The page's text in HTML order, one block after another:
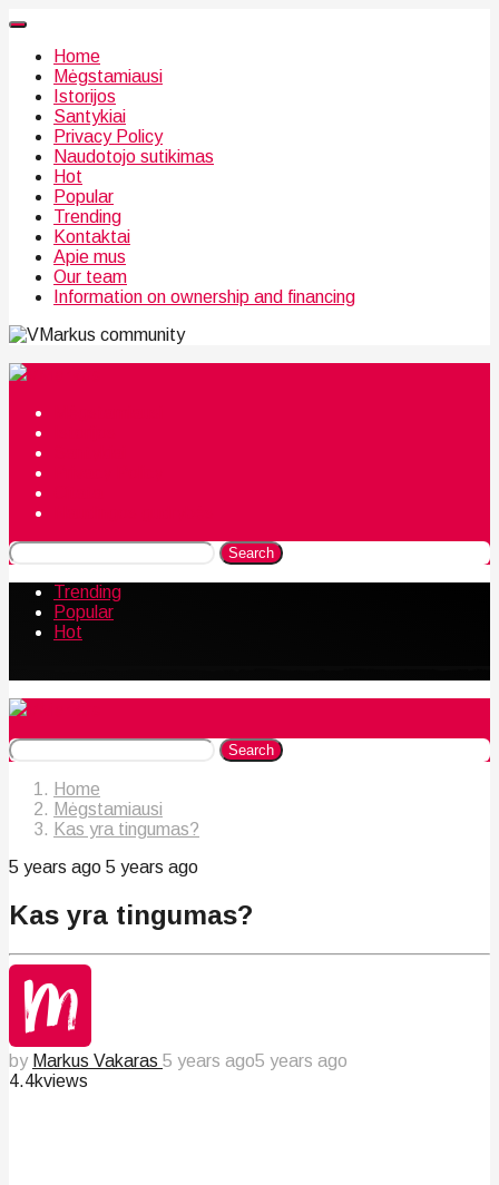
Home
Mėgstamiausi
Istorijos
Santykiai
Privacy Policy
Naudotojo sutikimas
Hot
Popular
Trending
Kontaktai
Apie mus
Our team
Information on ownership and financing
community
Search
Trending
Popular
Hot
Search
Home
Mėgstamiausi
Kas yra tingumas?
5 years ago 5 years ago
Kas yra tingumas?
by Markus Vakaras 5 years ago5 years ago
4.4kviews